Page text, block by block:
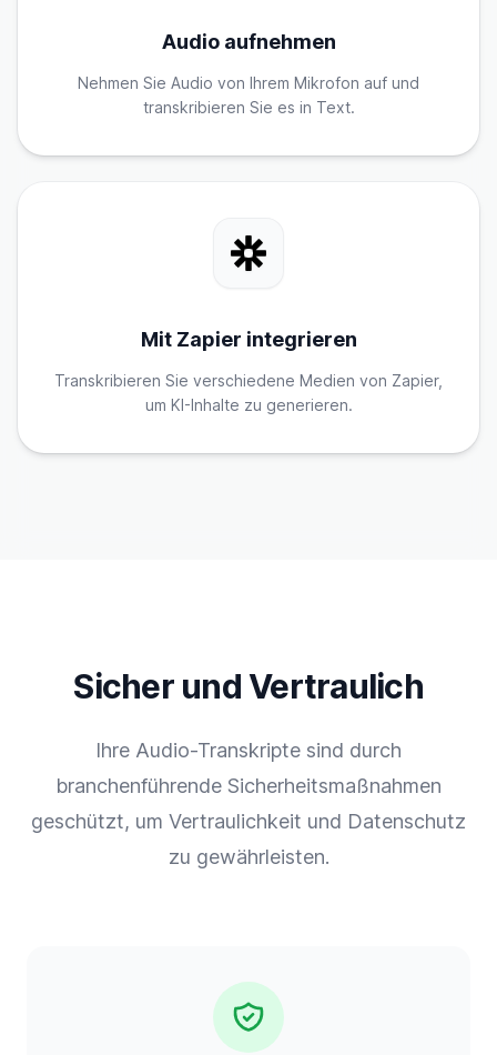
Audio aufnehmen
Nehmen Sie Audio von Ihrem Mikrofon auf und
transkribieren Sie es in Text.
Mit Zapier integrieren
Transkribieren Sie verschiedene Medien von Zapier,
um KI-Inhalte zu generieren.
Sicher und Vertraulich
Ihre Audio-Transkripte sind durch
branchenführende Sicherheitsmaßnahmen
geschützt, um Vertraulichkeit und Datenschutz
zu gewährleisten.